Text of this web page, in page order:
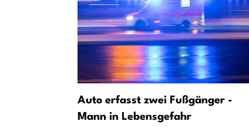
Auto erfasst zwei Fußgänger -
Mann in Lebensgefahr